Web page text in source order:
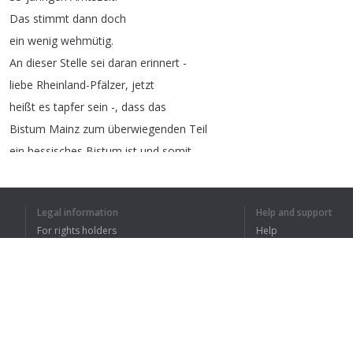
Das stimmt dann doch
ein wenig wehmütig.
An dieser Stelle sei daran erinnert -
liebe Rheinland-Pfälzer, jetzt
heißt es tapfer sein -, dass das
Bistum Mainz zum überwiegenden Teil
ein hessisches Bistum ist und somit
Daher ist es mehr als
dass der Hessische Landtag mit dieser
Legal information
For rights holders
Help and support
Help